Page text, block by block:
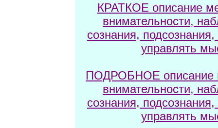
КРАТКОЕ описание
внимательности,
сознания,
управлять
ПОДРОБНОЕ описание
внимательности,
сознания,
управлять